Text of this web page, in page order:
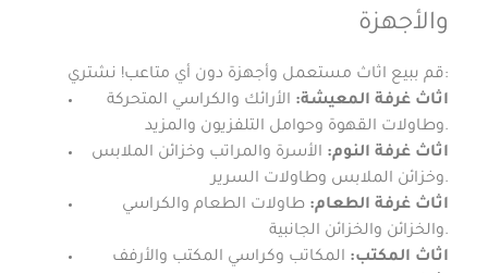
والأجهزة
قم ببيع اثاث مستعمل وأجهزة دون أي متاعب! نشتري:
اثاث غرفة المعيشة: الأرائك والكراسي المتحركة
وطاولات القهوة وحوامل التلفزيون والمزيد.
اثاث غرفة النوم: الأسرة والمراتب وخزائن الملابس
وخزائن الملابس وطاولات السرير.
اثاث غرفة الطعام: طاولات الطعام والكراسي
والخزائن والخزائن الجانبية.
اثاث المكتب: المكاتب وكراسي المكتب والأرفف